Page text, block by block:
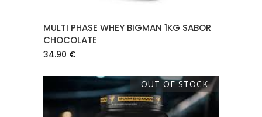
MULTI PHASE WHEY BIGMAN 1KG SABOR
CHOCOLATE
34.90 €
OUT OF STOCK